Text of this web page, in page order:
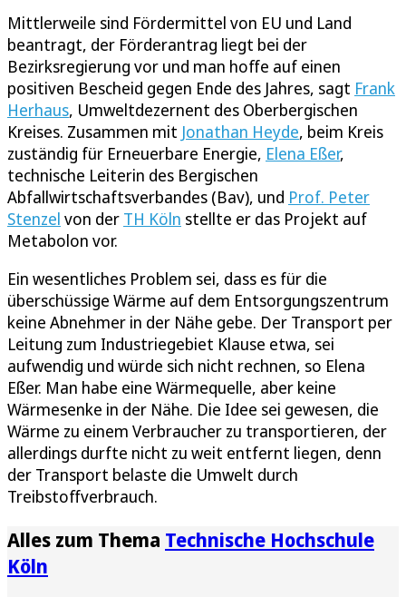
Mittlerweile sind Fördermittel von EU und Land
beantragt, der Förderantrag liegt bei der
Bezirksregierung vor und man hoffe auf einen
positiven Bescheid gegen Ende des Jahres, sagt Frank
Herhaus, Umweltdezernent des Oberbergischen
Kreises. Zusammen mit Jonathan Heyde, beim Kreis
zuständig für Erneuerbare Energie, Elena Eßer,
technische Leiterin des Bergischen
Abfallwirtschaftsverbandes (Bav), und Prof. Peter
Stenzel von der TH Köln stellte er das Projekt auf
Metabolon vor.
Ein wesentliches Problem sei, dass es für die
überschüssige Wärme auf dem Entsorgungszentrum
keine Abnehmer in der Nähe gebe. Der Transport per
Leitung zum Industriegebiet Klause etwa, sei
aufwendig und würde sich nicht rechnen, so Elena
Eßer. Man habe eine Wärmequelle, aber keine
Wärmesenke in der Nähe. Die Idee sei gewesen, die
Wärme zu einem Verbraucher zu transportieren, der
allerdings durfte nicht zu weit entfernt liegen, denn
der Transport belaste die Umwelt durch
Treibstoffverbrauch.
Alles zum Thema Technische Hochschule
Köln